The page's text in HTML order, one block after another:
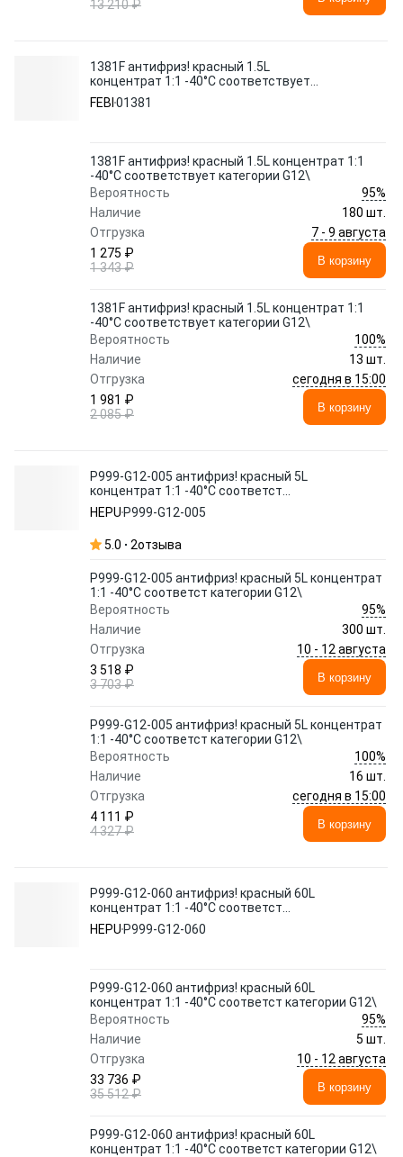
13 210 ₽
1381F антифриз! красный 1.5L
концентрат 1:1 -40°C соответствует
категории G12\
FEBI 01381
1381F антифриз! красный 1.5L концентрат 1:1
-40°C соответствует категории G12\
Вероятность
95%
Наличие
180 шт.
Отгрузка
7 - 9 августа
1 275 ₽
1 343 ₽
В корзину
1381F антифриз! красный 1.5L концентрат 1:1
-40°C соответствует категории G12\
Вероятность
100%
Наличие
13 шт.
Отгрузка
сегодня в 15:00
1 981 ₽
2 085 ₽
В корзину
P999-G12-005 антифриз! красный 5L
концентрат 1:1 -40°C соответст
категории G12\
HEPU P999-G12-005
5.0 2отзыва
P999-G12-005 антифриз! красный 5L концентрат
1:1 -40°C соответст категории G12\
Вероятность
95%
Наличие
300 шт.
Отгрузка
10 - 12 августа
3 518 ₽
3 703 ₽
В корзину
P999-G12-005 антифриз! красный 5L концентрат
1:1 -40°C соответст категории G12\
Вероятность
100%
Наличие
16 шт.
Отгрузка
сегодня в 15:00
4 111 ₽
4 327 ₽
В корзину
P999-G12-060 антифриз! красный 60L
концентрат 1:1 -40°C соответст
категории G12\
HEPU P999-G12-060
P999-G12-060 антифриз! красный 60L
концентрат 1:1 -40°C соответст категории G12\
Вероятность
95%
Наличие
5 шт.
Отгрузка
10 - 12 августа
33 736 ₽
35 512 ₽
В корзину
P999-G12-060 антифриз! красный 60L
концентрат 1:1 -40°C соответст категории G12\